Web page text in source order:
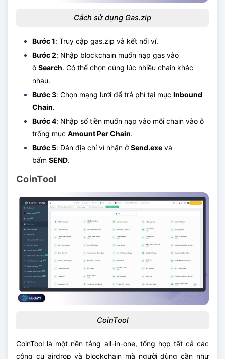
Cách sử dụng Gas.zip
Bước 1: Truy cập gas.zip và kết nối ví.
Bước 2: Nhập blockchain muốn nạp gas vào
ô Search. Có thể chọn cùng lúc nhiều chain khác
nhau.
Bước 3: Chọn mạng lưới để trả phí tại mục Inbound
Chain.
Bước 4: Nhập số tiền muốn nạp vào mỗi chain vào ô
trống mục Amount Per Chain.
Bước 5: Dán địa chỉ ví nhận ởSend.exe và
bấm SEND.
CoinTool
CoinTool
CoinTool là một nền tảng all-in-one, tổng hợp tất cả các
công cụ airdrop và blockchain mà người dùng cần như